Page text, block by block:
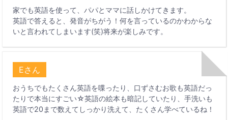
家でも英語を使って、パパとママに話しかけてきます。
英語で答えると、発音がちがう！何を言っているのかわからな
いと言われてしまいます(笑)将来が楽しみです。
Eさん
おうちでもたくさん英語を喋ったり、口ずさむお歌も英語だっ
たりで本当にすごい☆英語の絵本も暗記していたり、手洗いも
英語で20まで数えてしっかり洗えて、たくさん学べているね！